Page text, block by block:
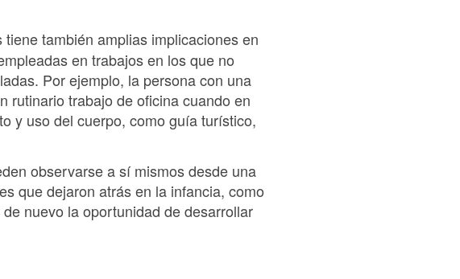
también amplias implicaciones en
en trabajos en los que no
Por ejemplo, la persona con una
rutinario trabajo de oficina cuando en
y uso del cuerpo, como guía turístico,
observarse a sí mismos desde una
que dejaron atrás en la infancia, como
nuevo la oportunidad de desarrollar